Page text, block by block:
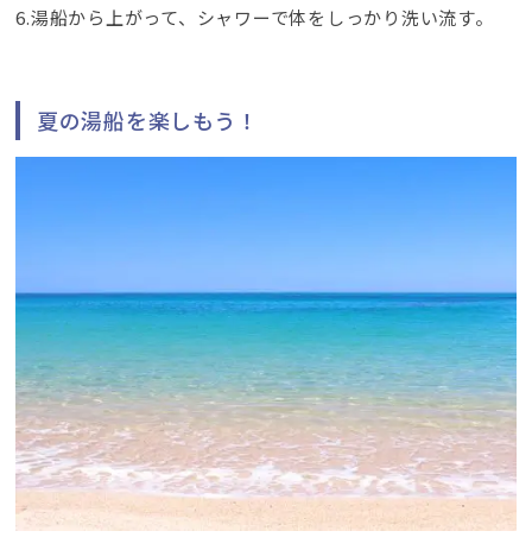
6.湯船から上がって、シャワーで体をしっかり洗い流す。
夏の湯船を楽しもう！